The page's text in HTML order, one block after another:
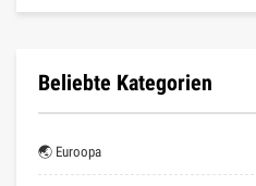
Beliebte Kategorien
🌏 Euroopa